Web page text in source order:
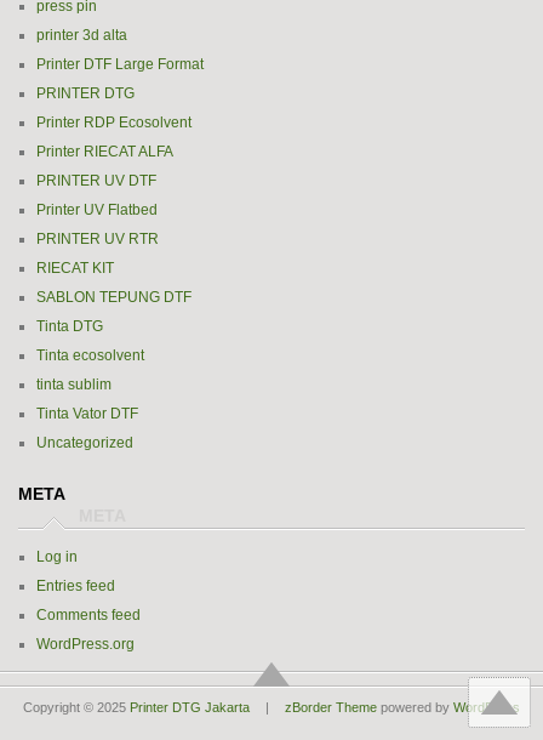
press pin
printer 3d alta
Printer DTF Large Format
PRINTER DTG
Printer RDP Ecosolvent
Printer RIECAT ALFA
PRINTER UV DTF
Printer UV Flatbed
PRINTER UV RTR
RIECAT KIT
SABLON TEPUNG DTF
Tinta DTG
Tinta ecosolvent
tinta sublim
Tinta Vator DTF
Uncategorized
META
Log in
Entries feed
Comments feed
WordPress.org
Copyright © 2025 Printer DTG Jakarta | zBorder Theme powered by WordPress